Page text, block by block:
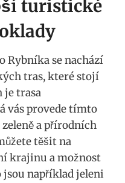
turistické
Rybníka se nachází
tras, které stojí
je trasa
vás provede tímto
a přírodních
těšit na
krajinu a možnost
jsou například jeleni